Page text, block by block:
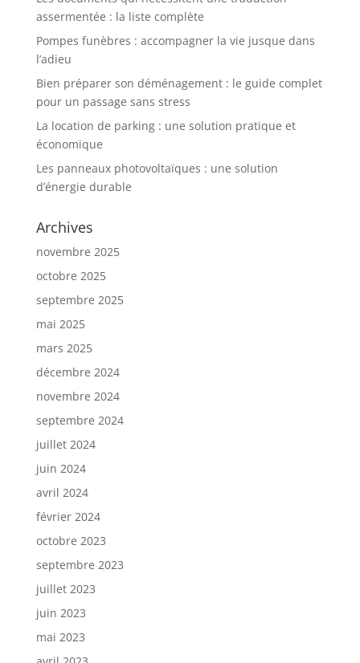
assermentée : la liste complète
Pompes funèbres : accompagner la vie jusque dans
l’adieu
Bien préparer son déménagement : le guide complet
pour un passage sans stress
La location de parking : une solution pratique et
économique
Les panneaux photovoltaïques : une solution
d’énergie durable
Archives
novembre 2025
octobre 2025
septembre 2025
mai 2025
mars 2025
décembre 2024
novembre 2024
septembre 2024
juillet 2024
juin 2024
avril 2024
février 2024
octobre 2023
septembre 2023
juillet 2023
juin 2023
mai 2023